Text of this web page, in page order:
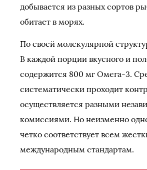
добывается из разных сортов
обитает в морях.
По своей молекулярной
В каждой порции вкусного и
содержится 800 мг Омега-3.
систематически проходит
осуществляется разными
комиссиями. Но неизменно
четко соответствует всем
международным стандартам.